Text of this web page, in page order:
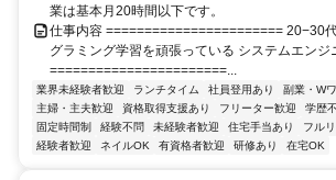
業は基本月20時間以下です。
仕事内容 ======================= 20−30
グラミング学習を頑張っている システムエンジ
=======================...
業界未経験者歓迎 ランチタイム 社員登用あり
副業・W
主婦・主夫歓迎
資格取得支援あり フリーター歓迎 学歴
固定時間制
経験不問 未経験者歓迎 住宅手当あり フル
経験者歓迎
ネイルOK 有資格者歓迎 研修あり 在宅OK